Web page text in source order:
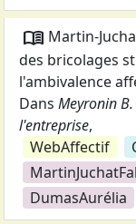
menu_book Martin-
des bricolages
l'ambivalence
Dans Meyronin
l'entreprise,
WebAffectif
DumasAurélia